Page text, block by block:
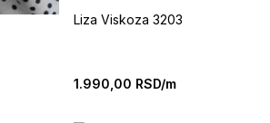
Liza Viskoza 3203
1.990,00 RSD/m